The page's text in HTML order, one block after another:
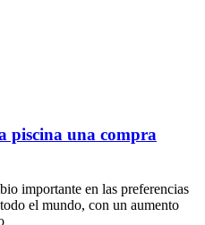
piscina una compra
importante en las preferencias
el mundo, con un aumento